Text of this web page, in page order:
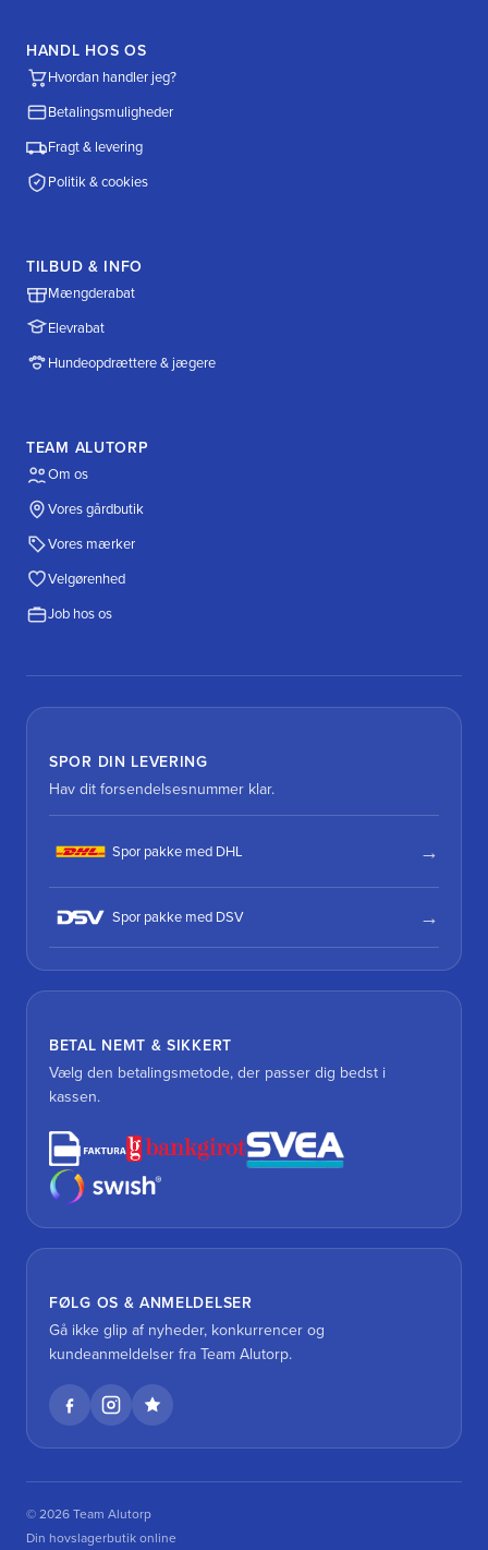
HANDL HOS OS
Hvordan handler jeg?
Betalingsmuligheder
Fragt & levering
Politik & cookies
TILBUD & INFO
Mængderabat
Elevrabat
Hundeopdrættere & jægere
TEAM ALUTORP
Om os
Vores gårdbutik
Vores mærker
Velgørenhed
Job hos os
SPOR DIN LEVERING
Hav dit forsendelsesnummer klar.
Spor pakke med DHL
Spor pakke med DSV
BETAL NEMT & SIKKERT
Vælg den betalingsmetode, der passer dig bedst i
kassen.
FØLG OS & ANMELDELSER
Gå ikke glip af nyheder, konkurrencer og
kundeanmeldelser fra Team Alutorp.
© 2026 Team Alutorp
Din hovslagerbutik online